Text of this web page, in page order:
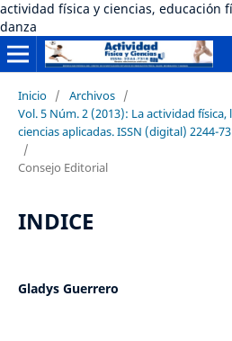
actividad física y ciencias, educación
danza
Inicio / Archivos /
Vol. 5 Núm. 2 (2013): La actividad
ciencias aplicadas. ISSN (digital) 2244-
/
Consejo Editorial
INDICE
Gladys Guerrero